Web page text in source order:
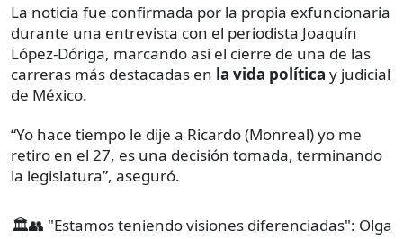
La noticia fue confirmada por la propia exfuncionaria
durante una entrevista con el periodista Joaquín
López-Dóriga, marcando así el cierre de una de las
carreras más destacadas en la vida política y judicial
de México.
“Yo hace tiempo le dije a Ricardo (Monreal) yo me
retiro en el 27, es una decisión tomada, terminando
la legislatura”, aseguró.
🏛️👥 "Estamos teniendo visiones diferenciadas": Olga